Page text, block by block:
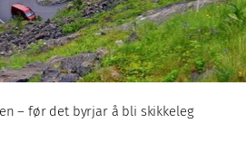
– før det byrjar å bli skikkeleg